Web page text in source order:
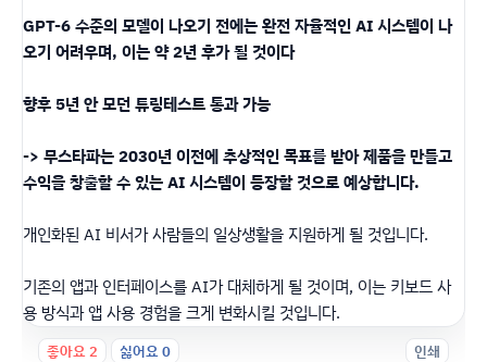
GPT-6 수준의 모델이 나오기 전에는 완전 자율적인 AI 시스템이 나
오기 어려우며, 이는 약 2년 후가 될 것이다
향후 5년 안 모던 튜링테스트 통과 가능
-> 무스타파는 2030년 이전에 추상적인 목표를 받아 제품을 만들고
수익을 창출할 수 있는 AI 시스템이 등장할 것으로 예상합니다.
개인화된 AI 비서가 사람들의 일상생활을 지원하게 될 것입니다.
기존의 앱과 인터페이스를 AI가 대체하게 될 것이며, 이는 키보드 사
용 방식과 앱 사용 경험을 크게 변화시킬 것입니다.
좋아요2 싫어요0 인쇄